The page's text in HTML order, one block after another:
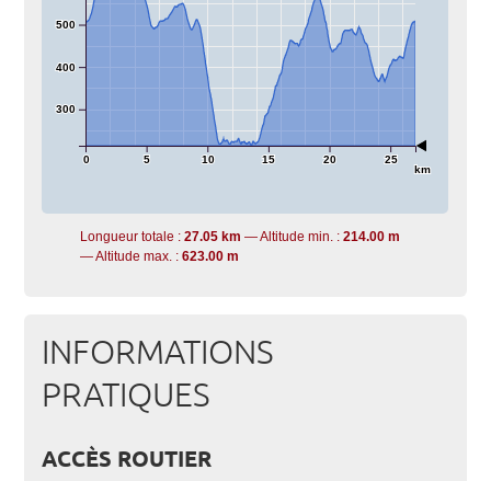
0 5 10 15 20 25
km
300
400
500
Longueur totale :27.05 km Altitude min. :214.00 m
Altitude max. :623.00 m
INFORMATIONS
PRATIQUES
ACCÈS ROUTIER